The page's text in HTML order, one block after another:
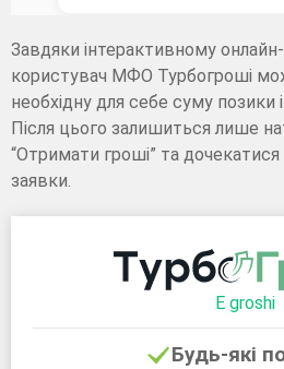
Завдяки інтерактивному
користувач МФО Турбогроші
необхідну для себе суму позики
Після цього залишиться лише
“Отримати гроші” та
заявки.
E groshi
Будь-які